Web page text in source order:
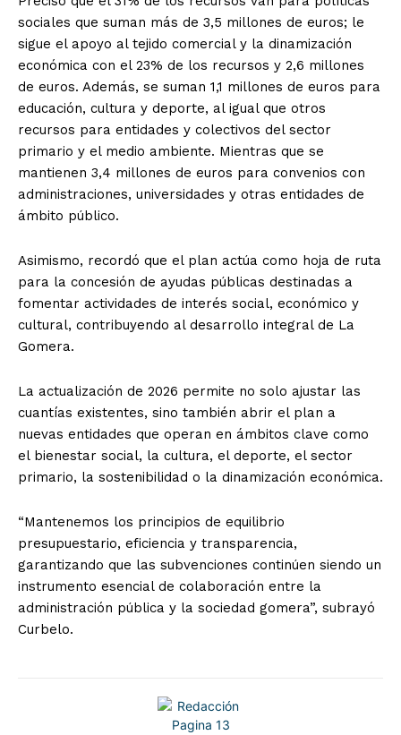
sociales que suman más de 3,5 millones de euros; le
sigue el apoyo al tejido comercial y la dinamización
económica con el 23% de los recursos y 2,6 millones
de euros. Además, se suman 1,1 millones de euros para
educación, cultura y deporte, al igual que otros
recursos para entidades y colectivos del sector
primario y el medio ambiente. Mientras que se
mantienen 3,4 millones de euros para convenios con
administraciones, universidades y otras entidades de
ámbito público.
Asimismo, recordó que el plan actúa como hoja de ruta
para la concesión de ayudas públicas destinadas a
fomentar actividades de interés social, económico y
cultural, contribuyendo al desarrollo integral de La
Gomera.
La actualización de 2026 permite no solo ajustar las
cuantías existentes, sino también abrir el plan a
nuevas entidades que operan en ámbitos clave como
el bienestar social, la cultura, el deporte, el sector
primario, la sostenibilidad o la dinamización económica.
“Mantenemos los principios de equilibrio
presupuestario, eficiencia y transparencia,
garantizando que las subvenciones continúen siendo un
instrumento esencial de colaboración entre la
administración pública y la sociedad gomera”, subrayó
Curbelo.